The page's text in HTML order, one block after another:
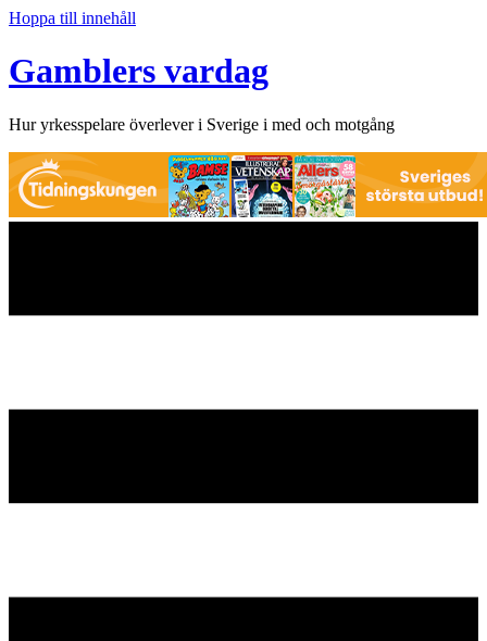
Hoppa till innehåll
Gamblers vardag
Hur yrkesspelare överlever i Sverige i med och motgång